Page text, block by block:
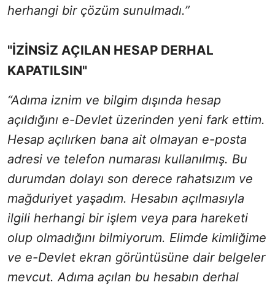
herhangi bir çözüm sunulmadı.”
"İZİNSİZ AÇILAN HESAP DERHAL
KAPATILSIN"
“Adıma iznim ve bilgim dışında hesap
açıldığını e-Devlet üzerinden yeni fark ettim.
Hesap açılırken bana ait olmayan e-posta
adresi ve telefon numarası kullanılmış. Bu
durumdan dolayı son derece rahatsızım ve
mağduriyet yaşadım. Hesabın açılmasıyla
ilgili herhangi bir işlem veya para hareketi
olup olmadığını bilmiyorum. Elimde kimliğime
ve e-Devlet ekran görüntüsüne dair belgeler
mevcut. Adıma açılan bu hesabın derhal